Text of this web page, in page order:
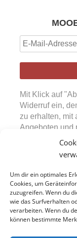
Um dir ein optimales
Cookies, um
zuzugreifen. Wenn du
wie das Surfverhalten
verarbeiten. Wenn du
können bestimmte
E-
Mail-
Adresse
Mit Klick auf
Widerruf ein,
zu erhalten, mit
Angeboten und
Diese
Mails
werden. Durch
Du, unsere
haben.